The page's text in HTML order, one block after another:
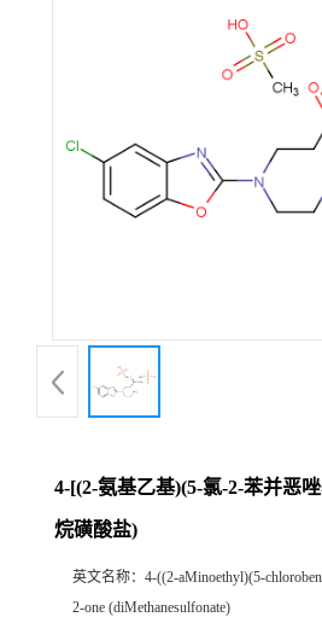
4-[(2-氨基乙基)(5-氯-2-苯并恶
烷磺酸盐)
英文名称： 4-((2-aMinoethyl)(5-
2-one (diMethanesulfonate)